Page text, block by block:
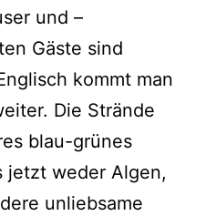
und –
Gäste sind
kommt man
Die Strände
blau-grünes
jetzt weder Algen,
unliebsame